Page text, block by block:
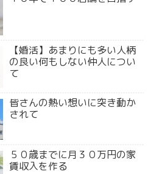
【婚活】あまりにも多い人柄
の良い何もしない仲人につい
て
皆さんの熱い想いに突き動か
されて
５０歳までに月３０万円の家
賃収入を作る